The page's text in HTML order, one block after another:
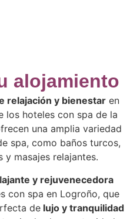
alojamiento
relajación y bienestar en
los hoteles con spa de la
una amplia variedad
spa, como baños turcos,
y masajes relajantes.
y rejuvenecedora
con spa en Logroño, que
de lujo y tranquilidad